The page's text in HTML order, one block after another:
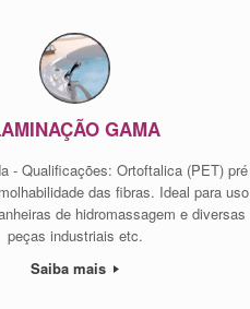
GAMA
- Qualificações: Ortoftalica (PET) pré
das fibras. Ideal para uso
de hidromassagem e diversas
peças industriais etc.
Saiba mais